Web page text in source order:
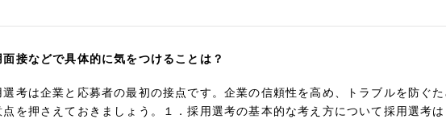
面接などで具体的に気をつけることは？
選考は企業と応募者の最初の接点です。企業の信頼性を高め、トラブルを防ぐ
点を押さえておきましょう。１．採用選考の基本的な考え方について採用選考